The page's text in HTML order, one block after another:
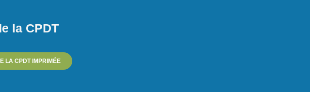
la CPDT
LA CPDT IMPRIMÉE